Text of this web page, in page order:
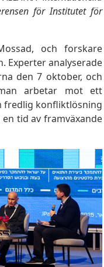
för Institutet för
och forskare
Experter analyserade
den 7 oktober, och
arbetar mot ett
fredlig konfliktlösning
tid av framväxande